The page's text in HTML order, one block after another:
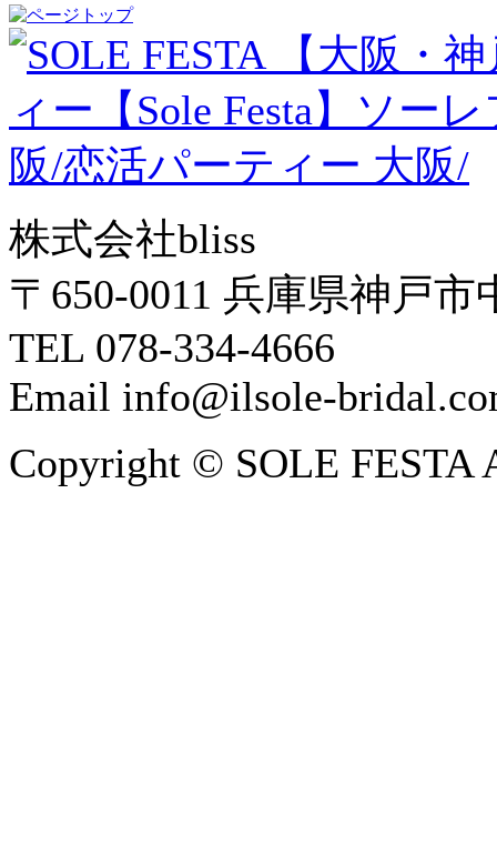
株式会社bliss
〒650-0011 兵庫県神戸
TEL 078-334-4666
Email info@ilsole-
Copyright © SOLE FESTA